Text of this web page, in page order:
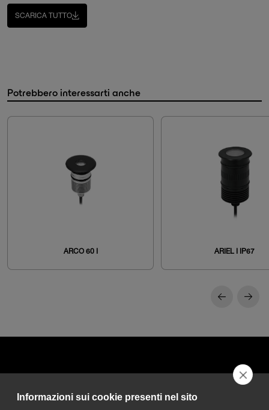
SCARICA TUTTO
Potrebbero interessarti anche
ARCO 60 I ARIEL I IP67
Informazioni sui cookie presenti nel sito